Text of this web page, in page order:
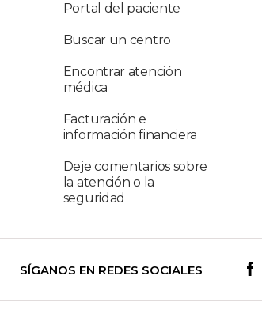
Portal del paciente
Buscar un centro
Encontrar atención
médica
Facturación e
información financiera
Deje comentarios sobre
la atención o la
seguridad
SÍGANOS EN REDES SOCIALES